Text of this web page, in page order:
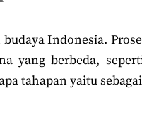
Indonesia.
yang berbeda,
tahapan yaitu